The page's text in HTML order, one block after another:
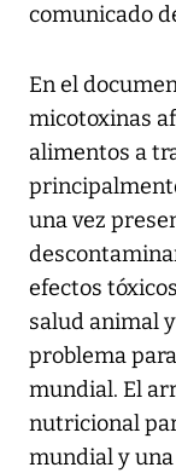
comunicado
En el
micotoxinas
alimentos a
una vez
efectos
salud animal
problema
mundial. El
nutricional
mundial y